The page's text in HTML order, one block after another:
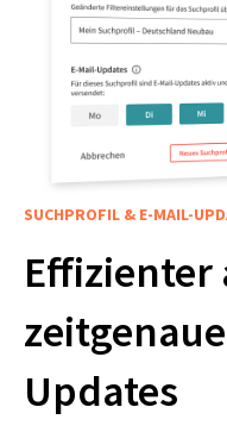
SUCHPROFIL & E-MAIL-
Updates